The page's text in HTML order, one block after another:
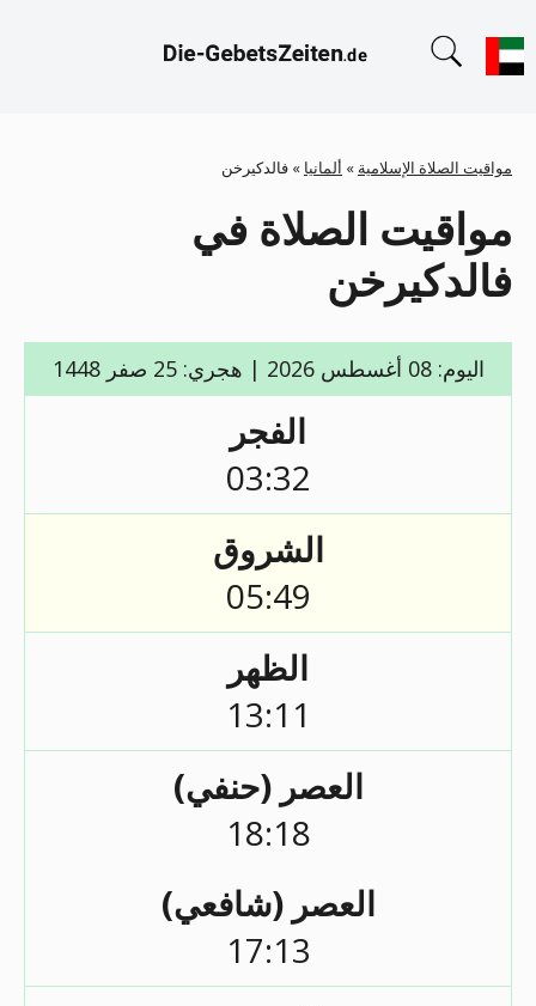
مواقيت الصلاة الإسلامية » ألمانيا » فالدكيرخن
مواقيت الصلاة في
فالدكيرخن
اليوم: 08 أغسطس 2026 | هجري: 25 صفر 1448
الفجر
03:32
الشروق
05:49
الظهر
13:11
العصر (حنفي)
18:18
العصر (شافعي)
17:13